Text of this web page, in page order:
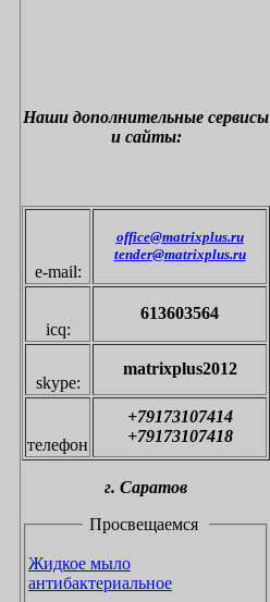
Наши дополнительные сервисы
и сайты:
e-mail:
office@matrixplus.ru
tender@matrixplus.ru
icq:
613603564
skype:
matrixplus2012
телефон
+79173107414
+79173107418
г. Саратов
Просвещаемся
Жидкое мыло
антибактериальное